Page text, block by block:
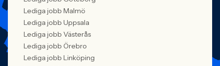
Lediga jobb Malmö
Lediga jobb Uppsala
Lediga jobb Västerås
Lediga jobb Örebro
Lediga jobb Linköping